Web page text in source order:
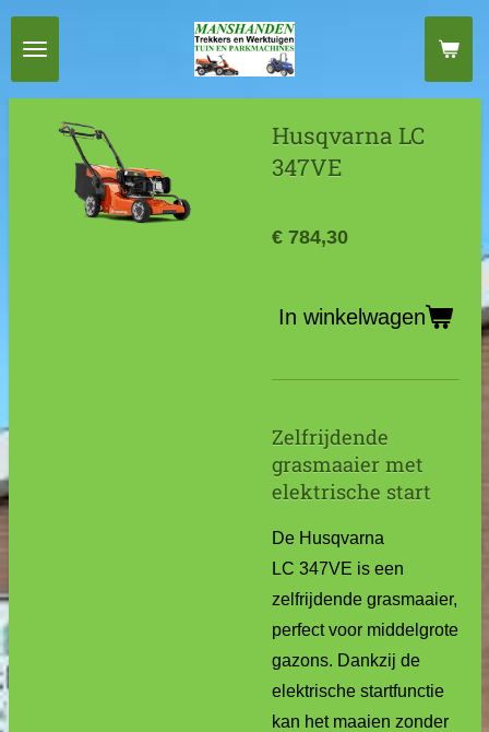
Ga
direct
naar
hoofdinhoud
Husqvarna LC
347VE
€ 784,30
In winkelwagen
Zelfrijdende
grasmaaier met
elektrische start
De Husqvarna
LC 347VE is een
zelfrijdende grasmaaier,
perfect voor middelgrote
gazons. Dankzij de
elektrische startfunctie
kan het maaien zonder